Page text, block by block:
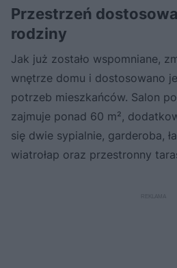
Przestrzeń
rodziny
Jak już zostało wspomniane,
wnętrze domu i dostosowano
potrzeb mieszkańców. Salon
zajmuje ponad 60 m²,
się dwie sypialnie, garderoba,
wiatrołap oraz przestronny